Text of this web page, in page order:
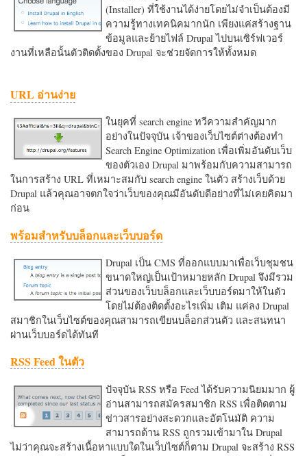
(Installer) ที่ใช้งานได้ง่ายโดยไม่จำเป็นต้องมี
ความรู้ทางเทคนิคมากนัก เพียงแค่สร้างฐาน
ข้อมูลและย้ายไฟล์ Drupal ไปบนเซิร์ฟเวอร์
งานที่เหลือนั้นตัวติดตั้งของ Drupal จะช่วยจัดการให้ทั้งหมด
URL อ่านง่าย
ในยุคที่ search engine ทวีความสำคัญมาก
อย่างในปัจจุบัน เจ้าของเว็บไซต์ต่างต้องทำ
Search Engine Optimization เพื่อเพิ่มอันดับเว็บ
ของตัวเอง Drupal มาพร้อมกับความสามารถ
ในการสร้าง URL ที่เหมาะสมกับ search engine ในตัว สร้างเว็บด้วย
Drupal แล้วคุณอาจตกใจว่าเว็บของคุณมีอันดับดีอย่างที่ไม่เคยคิดมา
ก่อน
พร้อมสำหรับบล็อกและเว็บบอร์ด
Drupal เป็น CMS ที่ออกแบบมาเพื่อเว็บชุมชน
ขนาดใหญ่เป็นเป้าหมายหลัก Drupal จึงมีรวม
ส่วนของเว็บบล็อกและเว็บบอร์ดมาให้ในตัว
โดยไม่ต้องติดตั้งอะไรเพิ่ม เติม แค่ลง Drupal
สมาชิกในเว็บไซต์ของคุณสามารถเขียนบล็อกส่วนตัว และสนทนา
ผ่านเว็บบอร์ดได้ทันที
RSS Feed ในตัว
ปัจจุบัน RSS หรือ Feed ได้รับความนิยมมาก ผู้
อ่านสามารถสมัครสมาชิก RSS เพื่อติดตาม
ข่าวสารอย่างสะดวกและอัตโนมัติ ความ
สามารถด้าน RSS ถูกรวมเข้ามาใน Drupal
ไม่ว่าคุณจะสร้างเนื้อหาแบบใดในเว็บไซต์ก็ตาม Drupal จะสร้าง RSS